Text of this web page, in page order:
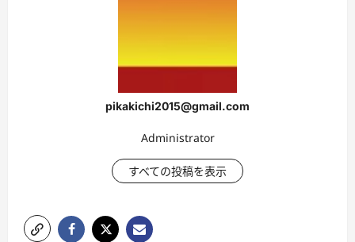
pikakichi2015@gmail.com
Administrator
すべての投稿を表示